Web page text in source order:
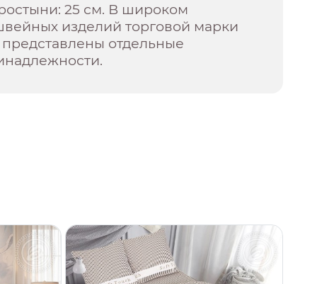
25 см. В широком
изделий торговой марки
отдельные